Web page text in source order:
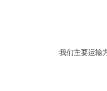
我们主要运输